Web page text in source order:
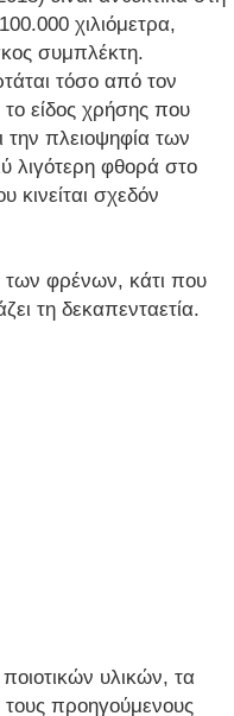
χιλιόμετρα,
συμπλέκτη.
τόσο από τον
είδος χρήσης που
την πλειοψηφία των
λιγότερη φθορά στο
κινείται σχεδόν
των φρένων, κάτι που
τη δεκαπενταετία.
ποιοτικών υλικών, τα
προηγούμενους